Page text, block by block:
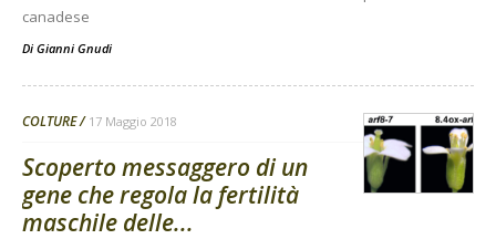
canadese
Di Gianni Gnudi
COLTURE 17 Maggio 2018
Scoperto messaggero di un
gene che regola la fertilità
maschile delle...